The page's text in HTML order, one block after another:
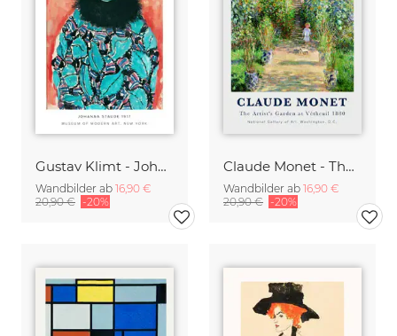
Gustav Klimt - Johanne Staude 1917
Wandbilder ab 16,90 €
20,90 € -20%
Claude Monet - The Artist's Garden at Vetheuil
Wandbilder ab 16,90 €
20,90 € -20%